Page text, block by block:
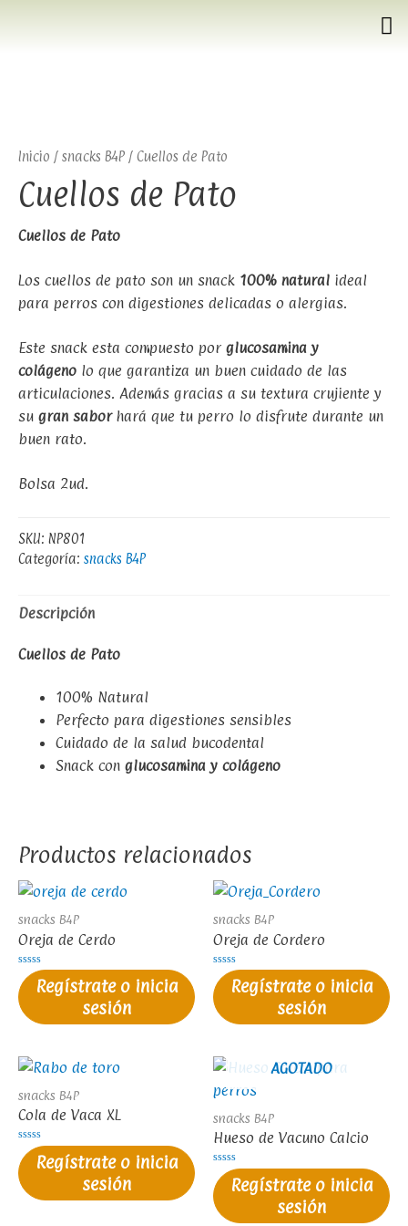
Inicio / snacks B4P / Cuellos de Pato
Cuellos de Pato
Cuellos de Pato
Los cuellos de pato son un snack 100% natural ideal
para perros con digestiones delicadas o alergias.
Este snack esta compuesto por glucosamina y
colágeno lo que garantiza un buen cuidado de las
articulaciones. Además gracias a su textura crujiente y
su gran saborhará que tu perro lo disfrute durante un
buen rato.
Bolsa 2ud.
SKU: NP801
Categoría: snacks B4P
Descripción
Cuellos de Pato
100% Natural
Perfecto para digestiones sensibles
Cuidado de la salud bucodental
Snack conglucosamina y colágeno
Productos relacionados
snacks B4P
Oreja de Cerdo
Valorado
en
0
de
5
Regístrate o inicia
sesión
snacks B4P
Oreja de Cordero
Valorado
en
0
de
5
Regístrate o inicia
sesión
snacks B4P
Cola de Vaca XL
Valorado
en
0
de
5
Regístrate o inicia
sesión
AGOTADO
snacks B4P
Hueso de Vacuno Calcio
Valorado
en
0
de
5
Regístrate o inicia
sesión